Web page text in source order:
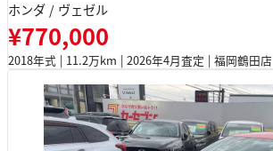
ホンダ / ヴェゼル
¥770,000
2018年式 | 11.2万km | 2026年4月査定 | 福岡鶴田店